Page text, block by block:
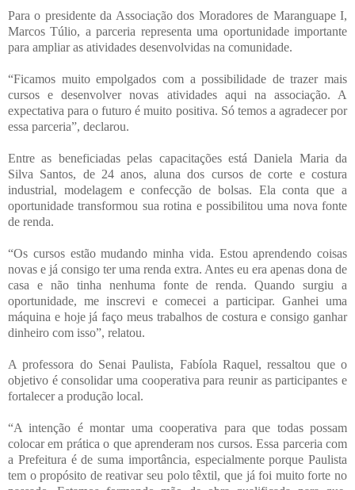
Para o presidente da Associação dos Moradores de Maranguape I,
Marcos Túlio, a parceria representa uma oportunidade importante
para ampliar as atividades desenvolvidas na comunidade.
“Ficamos muito empolgados com a possibilidade de trazer mais
cursos e desenvolver novas atividades aqui na associação. A
expectativa para o futuro é muito positiva. Só temos a agradecer por
essa parceria”, declarou.
Entre as beneficiadas pelas capacitações está Daniela Maria da
Silva Santos, de 24 anos, aluna dos cursos de corte e costura
industrial, modelagem e confecção de bolsas. Ela conta que a
oportunidade transformou sua rotina e possibilitou uma nova fonte
de renda.
“Os cursos estão mudando minha vida. Estou aprendendo coisas
novas e já consigo ter uma renda extra. Antes eu era apenas dona de
casa e não tinha nenhuma fonte de renda. Quando surgiu a
oportunidade, me inscrevi e comecei a participar. Ganhei uma
máquina e hoje já faço meus trabalhos de costura e consigo ganhar
dinheiro com isso”, relatou.
A professora do Senai Paulista, Fabíola Raquel, ressaltou que o
objetivo é consolidar uma cooperativa para reunir as participantes e
fortalecer a produção local.
“A intenção é montar uma cooperativa para que todas possam
colocar em prática o que aprenderam nos cursos. Essa parceria com
a Prefeitura é de suma importância, especialmente porque Paulista
tem o propósito de reativar seu polo têxtil, que já foi muito forte no